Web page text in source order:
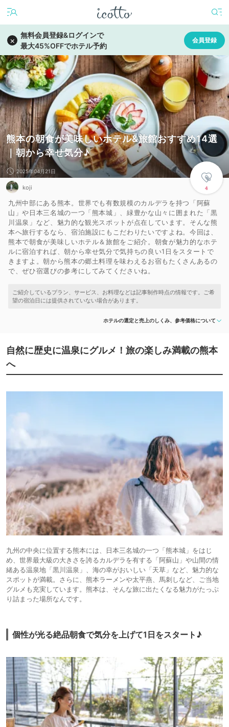
熊本の朝食が美味しいホテル&旅館おすすめ14選
｜朝から幸せ気分♪
4
2025年04月21日
koji
九州中部にある熊本。世界でも有数規模のカルデラを持つ「阿蘇
山」や日本三名城の一つ「熊本城」、緑豊かな山々に囲まれた「黒
川温泉」など、魅力的な観光スポットが点在しています。そんな熊
本へ旅行するなら、宿泊施設にもこだわりたいですよね。今回は、
熊本で朝食が美味しいホテル＆旅館をご紹介。朝食が魅力的なホテ
ルに宿泊すれば、朝から幸せ気分で気持ちの良い1日をスタートで
きますよ。朝から熊本の郷土料理を味わえるお宿もたくさんあるの
で、ぜひ宿選びの参考にしてみてくださいね。
ホテルの選定と売上のしくみ、参考価格について
自然に歴史に温泉にグルメ！旅の楽しみ満載の熊本
へ
九州の中央に位置する熊本には、日本三名城の一つ「熊本城」をはじ
め、世界最大級の大きさを誇るカルデラを有する「阿蘇山」や山間の情
緒ある温泉地「黒川温泉」、海の幸がおいしい「天草」など、魅力的な
スポットが満載。さらに、熊本ラーメンや太平燕、馬刺しなど、ご当地
グルメも充実しています。熊本は、そんな旅に出たくなる魅力がたっぷ
り詰まった場所なんです。
個性が光る絶品朝食で気分を上げて1日をスタート♪